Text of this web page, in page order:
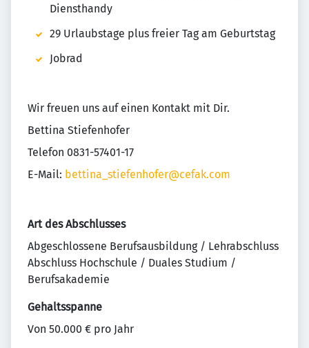
Diensthandy
29 Urlaubstage plus freier Tag am Geburtstag
Jobrad
Wir freuen uns auf einen Kontakt mit Dir.
Bettina Stiefenhofer
Telefon 0831-57401-17
E-Mail: bettina_stiefenhofer@cefak.com
Art des Abschlusses
Abgeschlossene Berufsausbildung / Lehrabschluss
Abschluss Hochschule / Duales Studium /
Berufsakademie
Gehaltsspanne
Von 50.000 € pro Jahr